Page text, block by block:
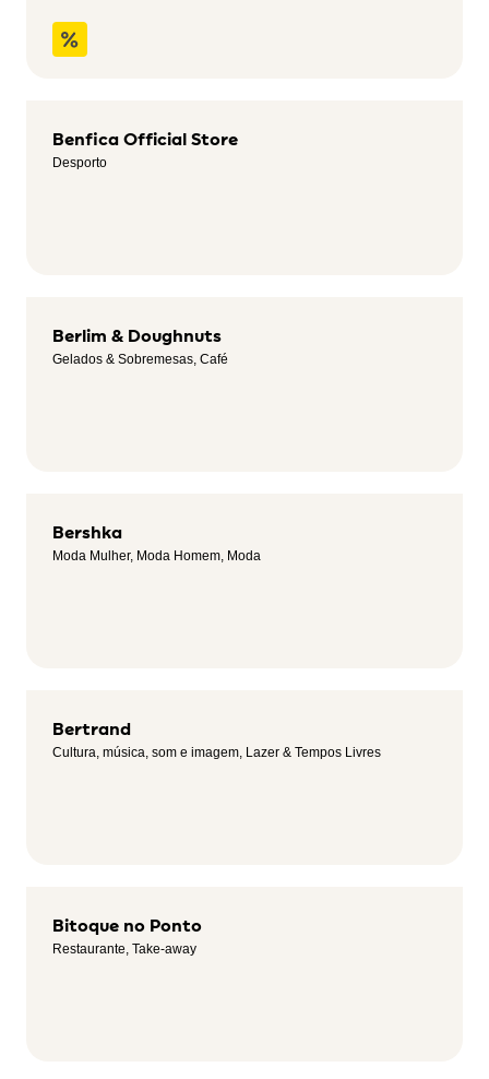
Benfica Official Store
Desporto
Berlim & Doughnuts
Gelados & Sobremesas, Café
Bershka
Moda Mulher, Moda Homem, Moda
Bertrand
Cultura, música, som e imagem, Lazer & Tempos Livres
Bitoque no Ponto
Restaurante, Take-away